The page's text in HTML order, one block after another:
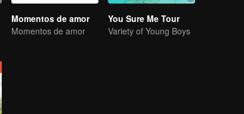
Momentos de amor
Momentos de amor
You Sure Me Tour
Variety of Young Boys